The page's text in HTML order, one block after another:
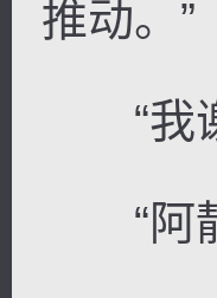
推动。”
“我谢
“阿静